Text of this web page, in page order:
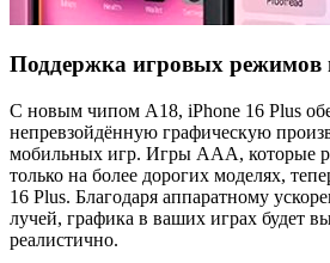
Поддержка игровых режимов
С новым чипом A18, iPhone 16 Plus
непревзойдённую графическую
мобильных игр. Игры AAA, которые
только на более дорогих моделях,
16 Plus. Благодаря аппаратному
лучей, графика в ваших играх будет
реалистично.